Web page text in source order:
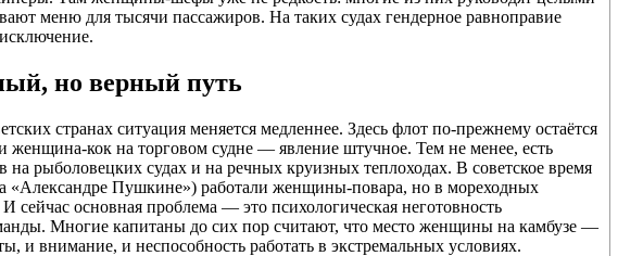
меню для тысячи пассажиров. На таких судах гендерное равноправие
но верный путь
странах ситуация меняется медленнее. Здесь флот по-прежнему остаётся
кок на торговом судне — явление штучное. Тем не менее, есть
рыболовецких судах и на речных круизных теплоходах. В советское время
«Александре Пушкине») работали женщины-повара, но в мореходных
сейчас основная проблема — это психологическая неготовность
Многие капитаны до сих пор считают, что место женщины на камбузе —
и внимание, и неспособность работать в экстремальных условиях.